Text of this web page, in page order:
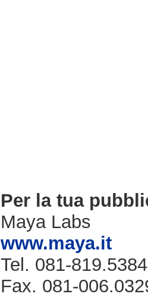
Per la tua
Maya Labs
www.maya.it
Tel. 081-819.5384
Fax. 081-